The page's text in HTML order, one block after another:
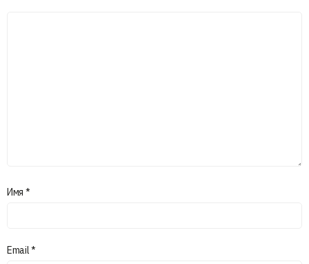
Имя *
Email*